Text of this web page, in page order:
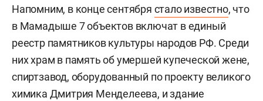
Напомним, в конце сентября стало известно, что
в Мамадыше 7 объектов включат в единый
реестр памятников культуры народов РФ. Среди
них храм в память об умершей купеческой жене,
спиртзавод, оборудованный по проекту великого
химика Дмитрия Менделеева, и здание